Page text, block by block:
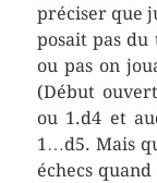
préciser que
posait pas
ou pas on
(Début
ou 1.d4 et
1…d5. Mais
échecs